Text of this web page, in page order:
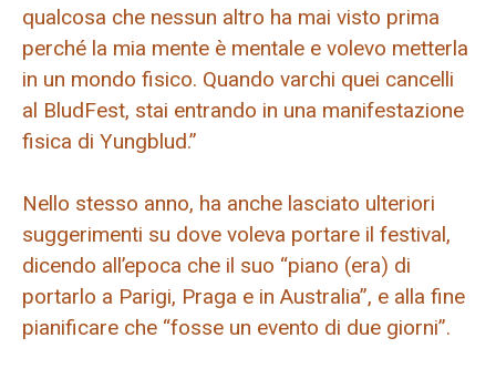
qualcosa che nessun altro ha mai visto prima
perché la mia mente è mentale e volevo metterla
in un mondo fisico. Quando varchi quei cancelli
al BludFest, stai entrando in una manifestazione
fisica di Yungblud.”
Nello stesso anno, ha anche lasciato ulteriori
suggerimenti su dove voleva portare il festival,
dicendo all’epoca che il suo “piano (era) di
portarlo a Parigi, Praga e in Australia”, e alla fine
pianificare che “fosse un evento di due giorni”.